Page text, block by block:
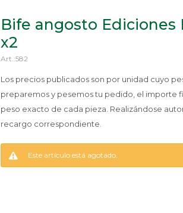
Bife angosto Ediciones
x2
582
Los precios publicados son por unidad cuyo
preparemos y pesemos tu pedido, el importe
peso exacto de cada pieza. Realizándose
recargo correspondiente.
Este artículo está agotado.